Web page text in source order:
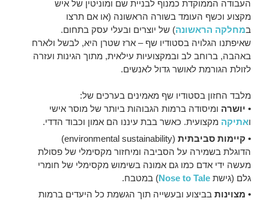
העבודה הממוקדת כמנוף לבניית שם ומוניטין של איש
מקצוע וכשף העומד בשורה הראשונה (או אם תרצו
במחלקה הראשונה) של יוצרים ובעלי עסק בתחום.
שאיפתנו הגלויה בסטודיו שף – ארז שטרן היא, לבשל ולארח
באהבה, ברוחב לב ובמקצועיות עילאית, מתוך הגינות ועזרה
לזולת הגורמת לאושר גדול לאנשים.
מלבד החזון בסטודיו שף מאמינים בערכים של:
• יושרה ומיסודה ברמות הגבוהות ביותר של מוסר אישי
ואתיקה מקצועית. כאשר בבת עיננו הם אמון וכבוד הדדי.
• קיימות סביבתית
(environmental sustainability)
הדוגלת בשמירה על הסביבה ומיחזור מקסימלי של פסולת
מעשה ידי אדם כמו גם אמונה בשימוש מקסימלי של חומרי
גלם (גישת Nose to Tale) במטבח.
• מצוינות בביצוע ובעשייה תוך הגשמת כל היעדים ברמות